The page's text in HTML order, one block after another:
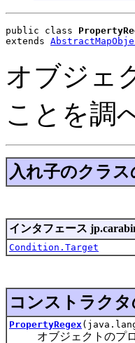
public class
extends
オブジェ
ことを調
入れ子のクラス
インタフェース
Condition.Target
コンストラク
PropertyRegex
オブジェクトのプロ